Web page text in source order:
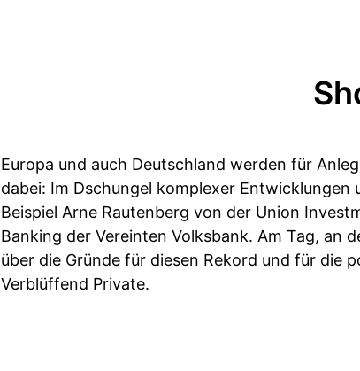
Europa und auch Deutschland werden für
dabei: Im Dschungel komplexer
Beispiel Arne Rautenberg von der Union
Banking der Vereinten Volksbank. Am Tag, an
über die Gründe für diesen Rekord und für die
Verblüffend Private.